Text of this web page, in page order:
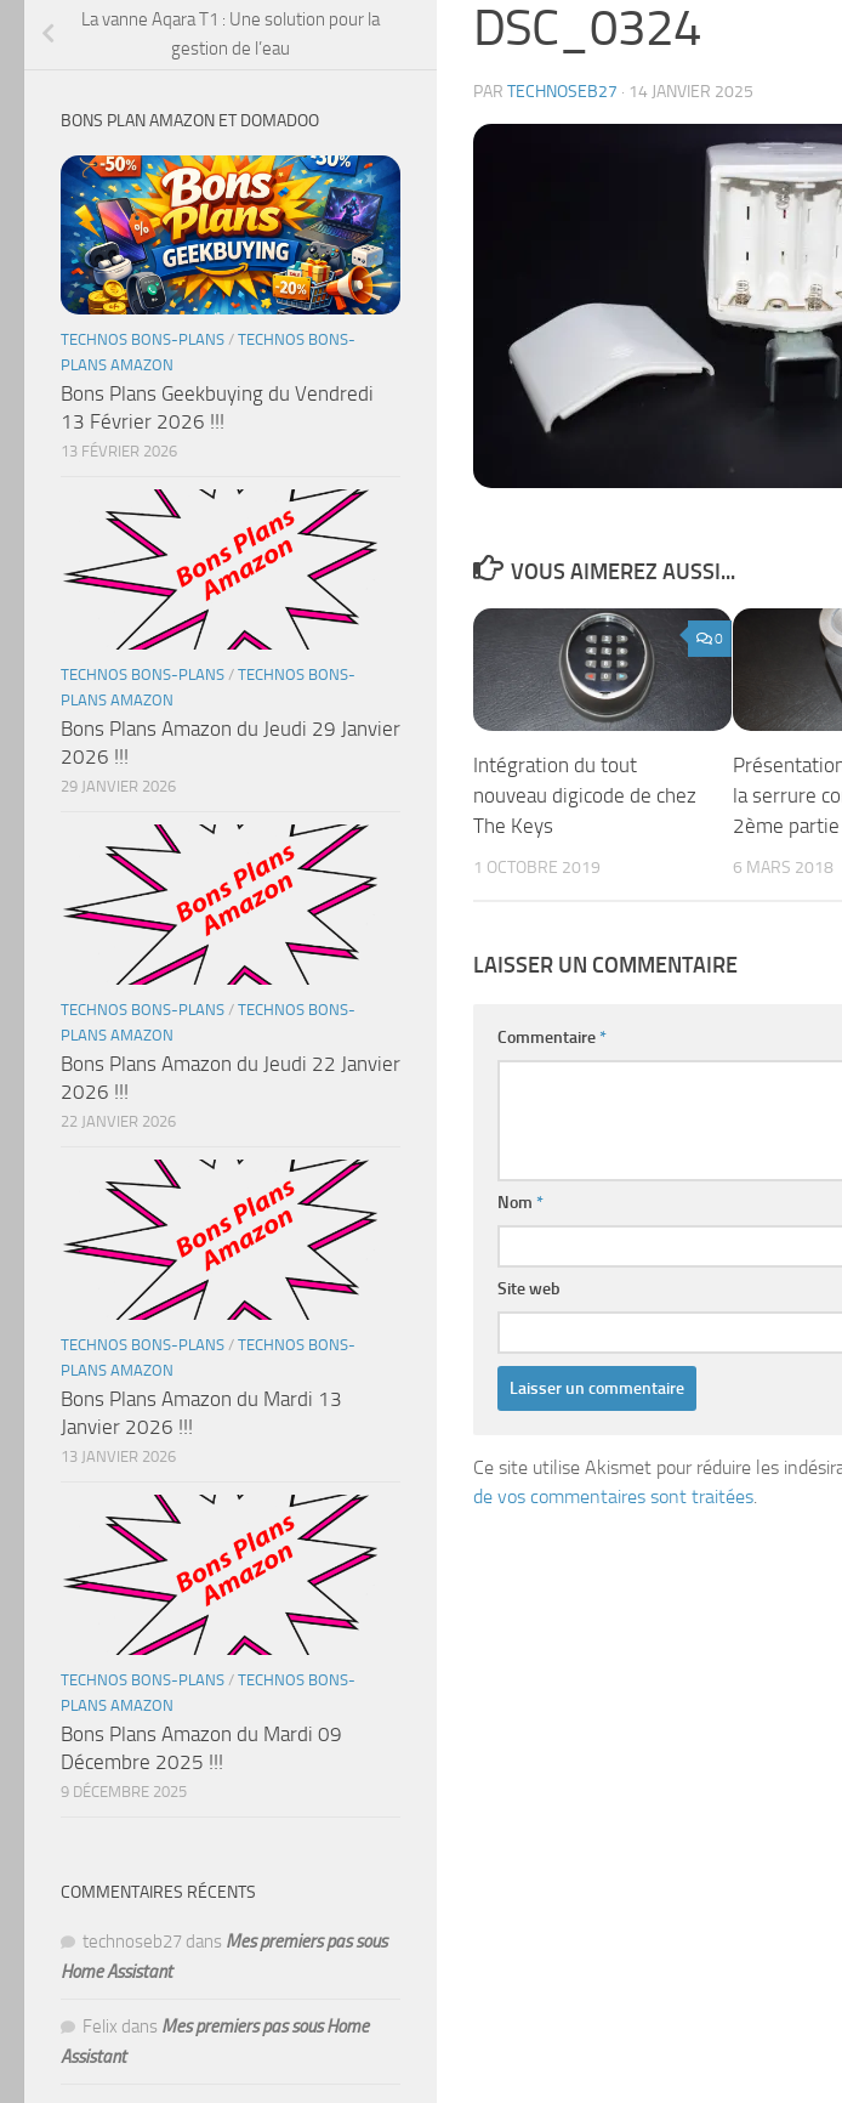
DSC_0324
PAR TECHNOSEB27 · 14 JANVIER 2025
VOUS AIMEREZ AUSSI...
0
Intégration du tout
nouveau digicode de chez
The Keys
1 OCTOBRE 2019
la serrure
2ème partie
6 MARS 2018
LAISSER UN COMMENTAIRE
Commentaire*
Nom *
Site web
Ce site utilise Akismet pour réduire les
de vos commentaires sont traitées
La vanne Aqara T1 : Une solution pour la
gestion de l’eau
BONS PLAN AMAZON ET DOMADOO
TECHNOS BONS-PLANS / TECHNOS BONS-
PLANS AMAZON
Bons Plans Geekbuying du Vendredi
13 Février 2026 !!!
13 FÉVRIER 2026
TECHNOS BONS-PLANS / TECHNOS BONS-
PLANS AMAZON
Bons Plans Amazon du Jeudi 29 Janvier
2026 !!!
29 JANVIER 2026
TECHNOS BONS-PLANS / TECHNOS BONS-
PLANS AMAZON
Bons Plans Amazon du Jeudi 22 Janvier
2026 !!!
22 JANVIER 2026
TECHNOS BONS-PLANS / TECHNOS BONS-
PLANS AMAZON
Bons Plans Amazon du Mardi 13
Janvier 2026 !!!
13 JANVIER 2026
TECHNOS BONS-PLANS / TECHNOS BONS-
PLANS AMAZON
Bons Plans Amazon du Mardi 09
Décembre 2025 !!!
9 DÉCEMBRE 2025
COMMENTAIRES RÉCENTS
technoseb27 dans Mes premiers pas sous
Home Assistant
Felix dans Mes premiers pas sous Home
Assistant